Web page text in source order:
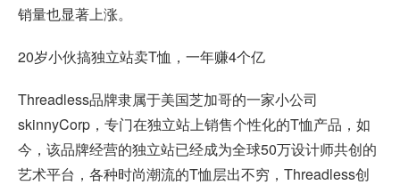
销量也显著上涨。
20岁小伙搞独立站卖T恤，一年赚4个亿
Threadless品牌隶属于美国芝加哥的一家小公司
skinnyCorp，专门在独立站上销售个性化的T恤产品，如
今，该品牌经营的独立站已经成为全球50万设计师共创的
艺术平台，各种时尚潮流的T恤层出不穷，Threadless创